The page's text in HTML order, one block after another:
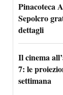
Pinacoteca
Sepolcro
dettagli
Il cinema
7: le
settimana